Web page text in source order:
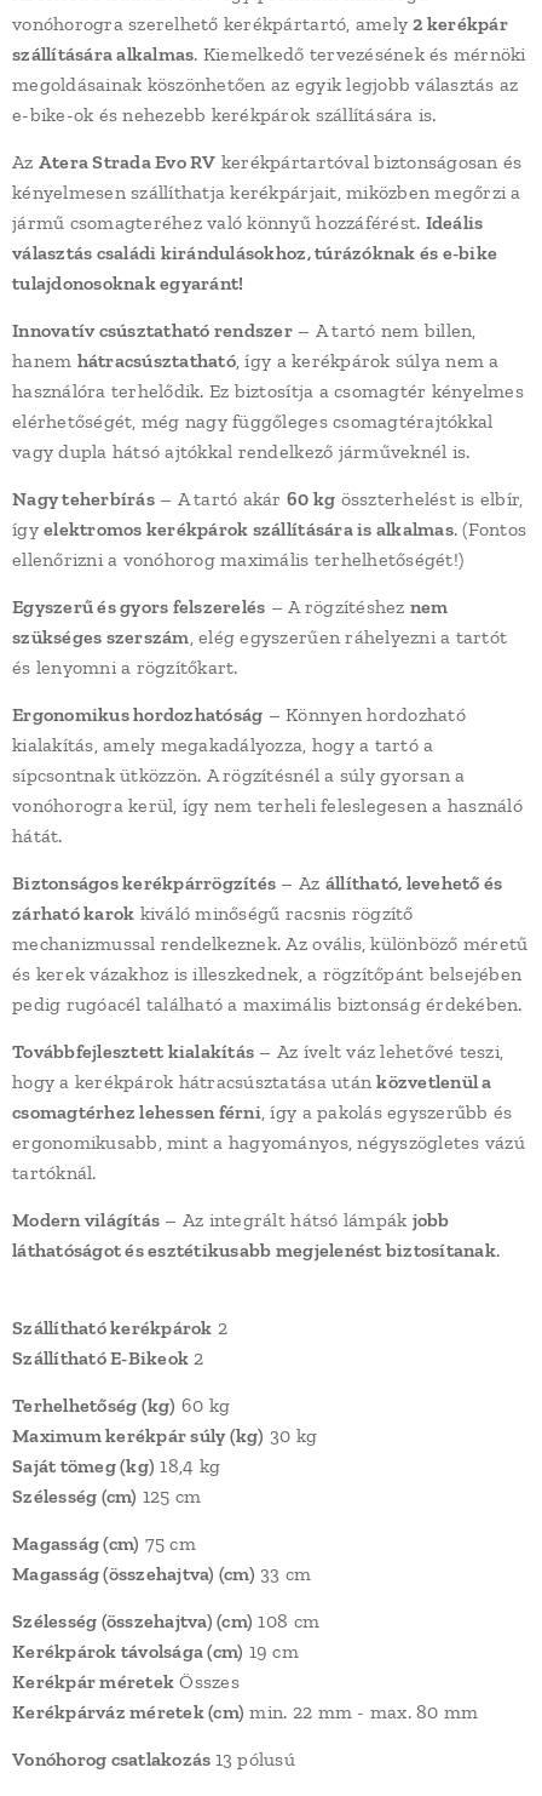
vonóhorogra szerelhető kerékpártartó, amely2 kerékpár
szállítására alkalmas. Kiemelkedő tervezésének és mérnöki
megoldásainak köszönhetően az egyik legjobb választás az
e-bike-ok és nehezebb kerékpárok szállítására is.
Az Atera Strada Evo RV kerékpártartóval biztonságosan és
kényelmesen szállíthatja kerékpárjait, miközben megőrzi a
jármű csomagteréhez való könnyű hozzáférést. Ideális
választás családi kirándulásokhoz, túrázóknak és e-bike
tulajdonosoknak egyaránt!
Innovatív csúsztatható rendszer – A tartó nem billen,
hanem hátracsúsztatható, így a kerékpárok súlya nem a
használóra terhelődik. Ez biztosítja a csomagtér kényelmes
elérhetőségét, még nagy függőleges csomagtérajtókkal
vagy dupla hátsó ajtókkal rendelkező járműveknél is.
Nagy teherbírás– A tartó akár60 kg összterhelést is elbír,
ígyelektromos kerékpárok szállítására is alkalmas. (Fontos
ellenőrizni a vonóhorog maximális terhelhetőségét!)
Egyszerű és gyors felszerelés – A rögzítéshez nem
szükséges szerszám, elég egyszerűen ráhelyezni a tartót
és lenyomni a rögzítőkart.
Ergonomikus hordozhatóság – Könnyen hordozható
kialakítás, amely megakadályozza, hogy a tartó a
sípcsontnak ütközzön. A rögzítésnél a súly gyorsan a
vonóhorogra kerül, így nem terheli feleslegesen a használó
hátát.
Biztonságos kerékpárrögzítés – Az állítható, levehető és
zárható karok kiváló minőségű racsnis rögzítő
mechanizmussal rendelkeznek. Az ovális, különböző méretű
és kerek vázakhoz is illeszkednek, a rögzítőpánt belsejében
pedig rugóacél található a maximális biztonság érdekében.
Továbbfejlesztett kialakítás – Az ívelt váz lehetővé teszi,
hogy a kerékpárok hátracsúsztatása utánközvetlenül a
csomagtérhez lehessen férni, így a pakolás egyszerűbb és
ergonomikusabb, mint a hagyományos, négyszögletes vázú
tartóknál.
Modern világítás – Az integrált hátsó lámpák jobb
láthatóságot és esztétikusabb megjelenést biztosítanak.
Szállítható kerékpárok 2
Szállítható E-Bikeok 2
Terhelhetőség (kg) 60 kg
Maximum kerékpár súly (kg) 30 kg
Saját tömeg (kg) 18,4 kg
Szélesség (cm) 125 cm
Magasság (cm) 75 cm
Magasság (összehajtva) (cm) 33 cm
Szélesség (összehajtva) (cm) 108 cm
Kerékpárok távolsága (cm) 19 cm
Kerékpár méretek Összes
Kerékpárváz méretek (cm) min. 22 mm - max. 80 mm
Vonóhorog csatlakozás 13 pólusú